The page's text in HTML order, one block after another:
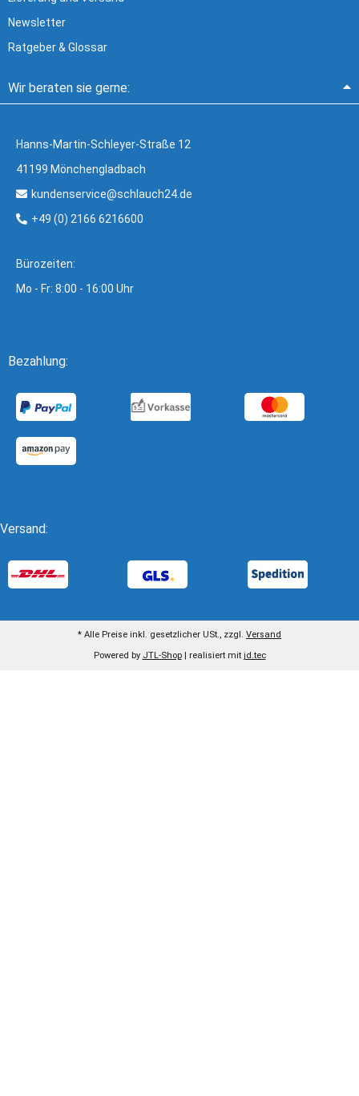
Newsletter
Ratgeber & Glossar
Wir beraten sie gerne:
Hanns-Martin-Schleyer-Straße 12
41199 Mönchengladbach
kundenservice@schlauch24.de
+49 (0) 2166 6216600
Bürozeiten:
Mo - Fr: 8:00 - 16:00 Uhr
Bezahlung:
Versand:
* Alle Preise inkl. gesetzlicher USt., zzgl. Versand
Powered by JTL-Shop | realisiert mit jd.tec